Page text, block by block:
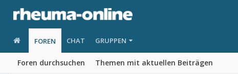
FOREN
Foren durchsuchen Themen mit aktuellen Beiträgen
CHAT GRUPPEN